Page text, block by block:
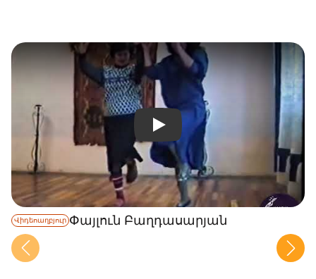
Վիդեոաղբյուր Փայլուն Բաղդասարյան